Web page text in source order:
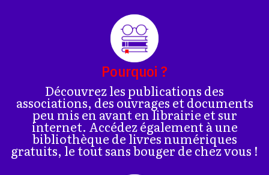
Pourquoi ?
Découvrez les publications des
associations, des ouvrages et documents
peu mis en avant en librairie et sur
internet. Accédez également à une
bibliothèque de livres numériques
gratuits, le tout sans bouger de chez vous !